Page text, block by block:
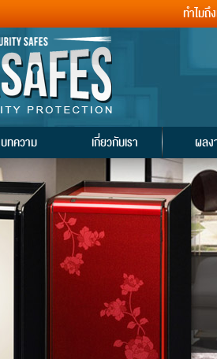
ทำไมถึ
บทความ เกี่ยวกับเรา ผลง